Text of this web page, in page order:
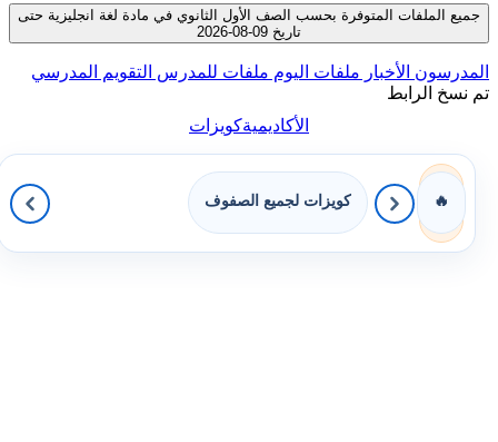
جميع الملفات المتوفرة بحسب الصف الأول الثانوي في مادة لغة انجليزية حتى
تاريخ 09-08-2026
المدرسون الأخبار ملفات اليوم ملفات للمدرس التقويم المدرسي
تم نسخ الرابط
الأكاديميةكويزات
🔥 كويزات لجميع الصفوف